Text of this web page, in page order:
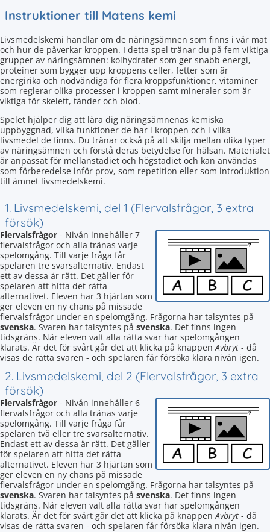
Instruktioner till Matens kemi
Livsmedelskemi handlar om de näringsämnen som finns i vår mat
och hur de påverkar kroppen. I detta spel tränar du på fem viktiga
grupper av näringsämnen: kolhydrater som ger snabb energi,
proteiner som bygger upp kroppens celler, fetter som är
energirika och nödvändiga för flera kroppsfunktioner, vitaminer
som reglerar olika processer i kroppen samt mineraler som är
viktiga för skelett, tänder och blod.
Spelet hjälper dig att lära dig näringsämnenas kemiska
uppbyggnad, vilka funktioner de har i kroppen och i vilka
livsmedel de finns. Du tränar också på att skilja mellan olika typer
av näringsämnen och förstå deras betydelse för hälsan. Materialet
är anpassat för mellanstadiet och högstadiet och kan användas
som förberedelse inför prov, som repetition eller som introduktion
till ämnet livsmedelskemi.
1. Livsmedelskemi, del 1 (Flervalsfrågor, 3 extra
försök)
Flervalsfrågor - Nivån innehåller 7
flervalsfrågor och alla tränas varje
spelomgång. Till varje fråga får
spelaren tre svarsalternativ. Endast
ett av dessa är rätt. Det gäller för
spelaren att hitta det rätta
alternativet. Eleven har 3 hjärtan som
ger eleven en ny chans på missade
flervalsfrågor under en spelomgång. Frågorna har talsyntes på
svenska. Svaren har talsyntes på svenska. Det finns ingen
tidsgräns. När eleven valt alla rätta svar har spelomgången
klarats. Är det för svårt går det att klicka på knappenAvbryt - då
visas de rätta svaren - och spelaren får försöka klara nivån igen.
2. Livsmedelskemi, del 2 (Flervalsfrågor, 3 extra
försök)
Flervalsfrågor - Nivån innehåller 6
flervalsfrågor och alla tränas varje
spelomgång. Till varje fråga får
spelaren två eller tre svarsalternativ.
Endast ett av dessa är rätt. Det gäller
för spelaren att hitta det rätta
alternativet. Eleven har 3 hjärtan som
ger eleven en ny chans på missade
flervalsfrågor under en spelomgång. Frågorna har talsyntes på
svenska. Svaren har talsyntes på svenska. Det finns ingen
tidsgräns. När eleven valt alla rätta svar har spelomgången
klarats. Är det för svårt går det att klicka på knappenAvbryt - då
visas de rätta svaren - och spelaren får försöka klara nivån igen.